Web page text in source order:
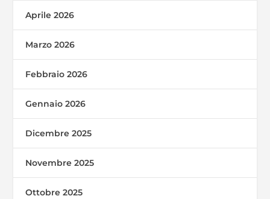
Aprile 2026
Marzo 2026
Febbraio 2026
Gennaio 2026
Dicembre 2025
Novembre 2025
Ottobre 2025